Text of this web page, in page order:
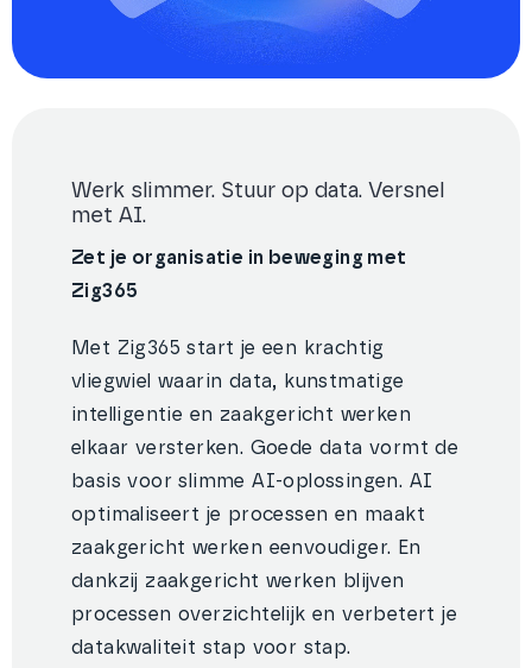
Werk slimmer. Stuur op data. Versnel
met AI.
Zet je organisatie in beweging met
Zig365
Met Zig365 start je een krachtig
vliegwiel waarin data, kunstmatige
intelligentie en zaakgericht werken
elkaar versterken. Goede data vormt de
basis voor slimme AI-oplossingen. AI
optimaliseert je processen en maakt
zaakgericht werken eenvoudiger. En
dankzij zaakgericht werken blijven
processen overzichtelijk en verbetert je
datakwaliteit stap voor stap.